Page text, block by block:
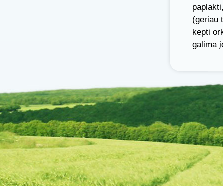
(geriau
kepti
galima